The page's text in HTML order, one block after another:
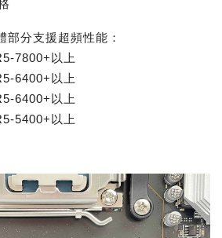
部分支援超頻性能：
7800+以上
6400+以上
6400+以上
5400+以上